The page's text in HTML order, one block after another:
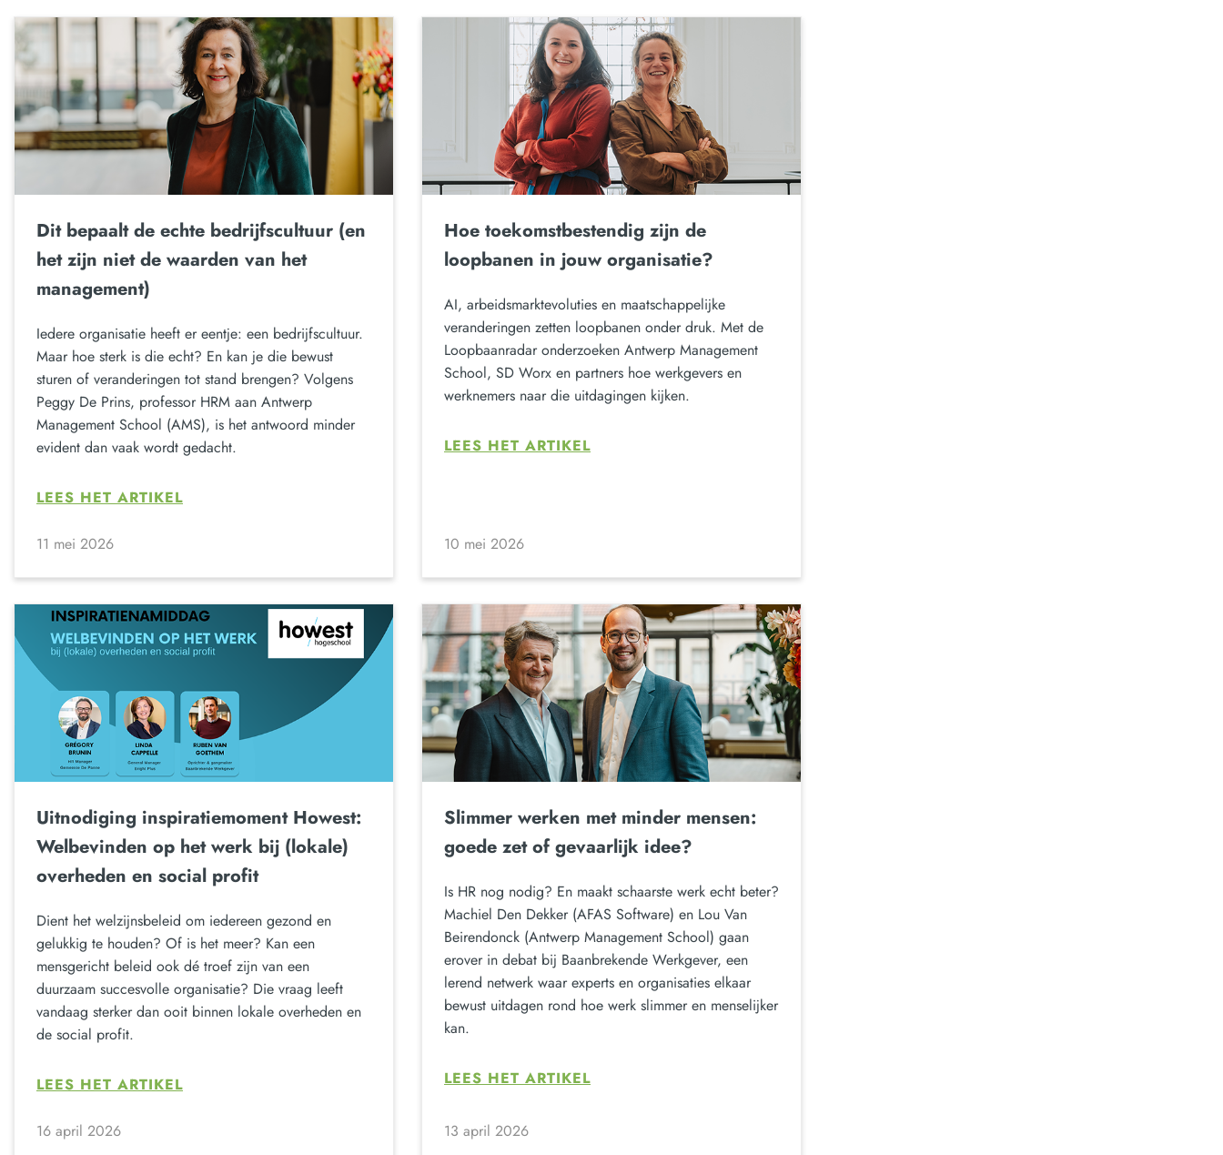
Dit bepaalt de echte bedrijfscultuur (en
het zijn niet de waarden van het
management)
Iedere organisatie heeft er eentje: een bedrijfscultuur.
Maar hoe sterk is die echt? En kan je die bewust
sturen of veranderingen tot stand brengen? Volgens
Peggy De Prins, professor HRM aan Antwerp
Management School (AMS), is het antwoord minder
evident dan vaak wordt gedacht.
LEES HET ARTIKEL
11 mei 2026
Hoe toekomstbestendig zijn de
loopbanen in jouw organisatie?
AI, arbeidsmarktevoluties en maatschappelijke
veranderingen zetten loopbanen onder druk. Met de
Loopbaanradar onderzoeken Antwerp Management
School, SD Worx en partners hoe werkgevers en
werknemers naar die uitdagingen kijken.
LEES HET ARTIKEL
10 mei 2026
Uitnodiging inspiratiemoment Howest:
Welbevinden op het werk bij (lokale)
overheden en social profit
Dient het welzijnsbeleid om iedereen gezond en
gelukkig te houden? Of is het meer? Kan een
mensgericht beleid ook dé troef zijn van een
duurzaam succesvolle organisatie? Die vraag leeft
vandaag sterker dan ooit binnen lokale overheden en
de social profit.
LEES HET ARTIKEL
16 april 2026
Slimmer werken met minder mensen:
goede zet of gevaarlijk idee?
Is HR nog nodig? En maakt schaarste werk echt beter?
Machiel Den Dekker (AFAS Software) en Lou Van
Beirendonck (Antwerp Management School) gaan
erover in debat bij Baanbrekende Werkgever, een
lerend netwerk waar experts en organisaties elkaar
bewust uitdagen rond hoe werk slimmer en menselijker
kan.
LEES HET ARTIKEL
13 april 2026